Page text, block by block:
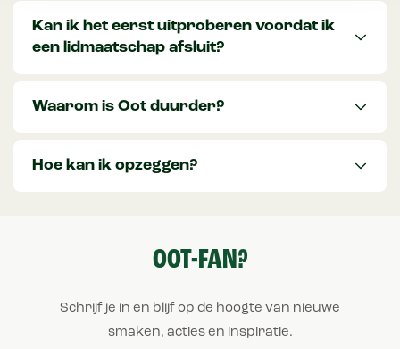
Kan ik het eerst uitproberen voordat ik
een lidmaatschap afsluit?
Waarom is Oot duurder?
Hoe kan ik opzeggen?
OOT-FAN?
Schrijf je in en blijf op de hoogte van nieuwe
smaken, acties en inspiratie.